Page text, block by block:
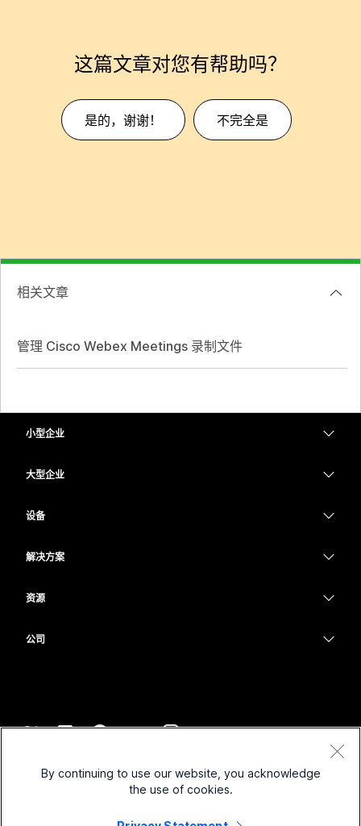
这篇文章对您有帮助吗？
是的，谢谢！ 不完全是
相关文章
管理 Cisco Webex Meetings 录制文件
小型企业
大型企业
Contact Center
安全性
设备
配件
解决方案
非营利组织
资源
包容性
公司
联系销售
Webex 思想领导力
隐私权声明
By continuing to use our website, you acknowledge
the use of cookies.